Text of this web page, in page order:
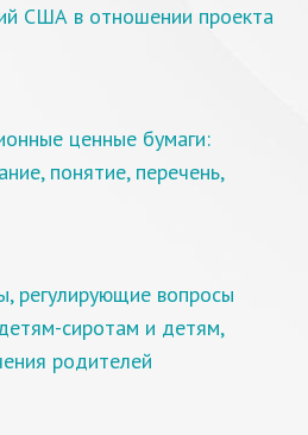
США в отношении проекта
ценные бумаги:
понятие, перечень,
регулирующие вопросы
сиротам и детям,
родителей